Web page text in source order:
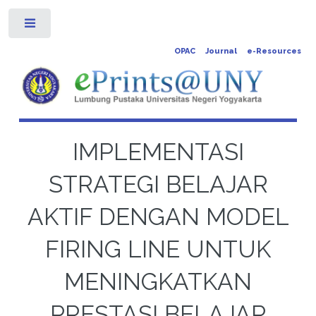
OPAC Journal e-Resources
IMPLEMENTASI
STRATEGI BELAJAR
AKTIF DENGAN MODEL
FIRING LINE UNTUK
MENINGKATKAN